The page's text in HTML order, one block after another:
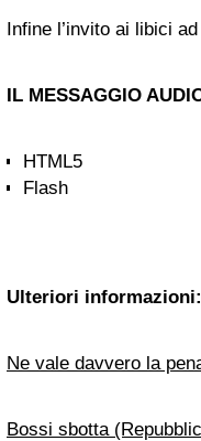
Infine l’invito ai libici
IL MESSAGGIO
HTML5
Flash
Ulteriori informazioni:
Ne vale davvero la
Bossi sbotta